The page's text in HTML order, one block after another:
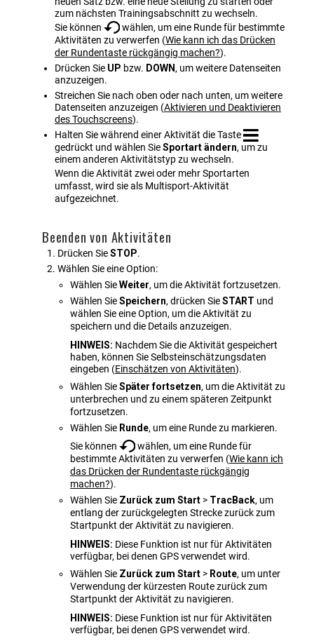
zum nächsten Trainingsabschnitt zu wechseln.
Sie können
wählen, um eine Runde für bestimmte
Aktivitäten zu verwerfen (Wie kann ich das Drücken
der Rundentaste rückgängig machen?).
Drücken Sie UP bzw. DOWN, um weitere Datenseiten
anzuzeigen.
Streichen Sie nach oben oder nach unten, um weitere
Datenseiten anzuzeigen (Aktivieren und Deaktivieren
des Touchscreens).
Halten Sie während einer Aktivität die Taste
gedrückt und wählen SieSportart ändern, um zu
einem anderen Aktivitätstyp zu wechseln.
Wenn die Aktivität zwei oder mehr Sportarten
umfasst, wird sie als Multisport-Aktivität
aufgezeichnet.
Beenden von Aktivitäten
Drücken SieSTOP.
Wählen Sie eine Option:
Wählen SieWeiter, um die Aktivität fortzusetzen.
Wählen SieSpeichern, drücken SieSTART und
wählen Sie eine Option, um die Aktivität zu
speichern und die Details anzuzeigen.
HINWEIS: Nachdem Sie die Aktivität gespeichert
haben, können Sie Selbsteinschätzungsdaten
eingeben (Einschätzen von Aktivitäten).
Wählen SieSpäter fortsetzen, um die Aktivität zu
unterbrechen und zu einem späteren Zeitpunkt
fortzusetzen.
Wählen Sie Runde, um eine Runde zu markieren.
Sie können
wählen, um eine Runde für
bestimmte Aktivitäten zu verwerfen (Wie kann ich
das Drücken der Rundentaste rückgängig
machen?).
Wählen Sie Zurück zum Start > TracBack, um
entlang der zurückgelegten Strecke zurück zum
Startpunkt der Aktivität zu navigieren.
HINWEIS: Diese Funktion ist nur für Aktivitäten
verfügbar, bei denen GPS verwendet wird.
Wählen Sie Zurück zum Start > Route, um unter
Verwendung der kürzesten Route zurück zum
Startpunkt der Aktivität zu navigieren.
HINWEIS: Diese Funktion ist nur für Aktivitäten
verfügbar, bei denen GPS verwendet wird.